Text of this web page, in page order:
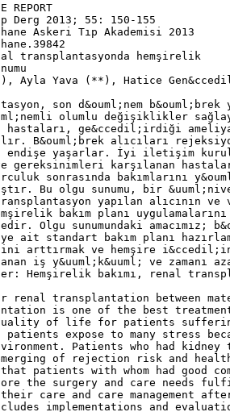
REPORT
Derg 2013; 55: 150-155
Askeri Tıp Akademisi 2013
transplantasyonda hemşirelik
Ayla Yava (**), Hatice
son d&ouml;nem
olumlu değişiklikler
hastaları, ge&ccedil;irdiği
B&ouml;brek alıcıları
endişe yaşarlar. İyi iletişim
karşılanan
sonrasında bakımlarını
Bu olgu sunumu, bir
yapılan alıcının ve
bakım planı
Olgu sunumundaki amacımız;
ait standart bakım planı
arttırmak ve hemşire
iş y&uuml;k&uuml; ve zamanı
Hemşirelik bakımı, renal
renal transplantation between
is one of the best
of life for patients
patients expose to many stress
Patients who had
of rejection risk and
patients with whom had good
the surgery and care needs
care and care management
implementations and